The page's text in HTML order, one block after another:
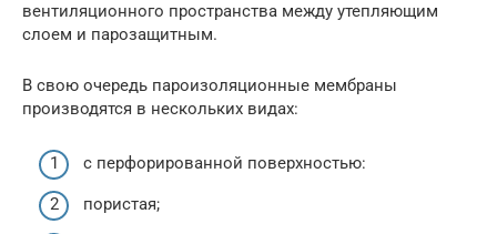
вентиляционного пространства между утепляющим
слоем и парозащитным.
В свою очередь пароизоляционные мембраны
производятся в нескольких видах:
с перфорированной поверхностью:
пористая;